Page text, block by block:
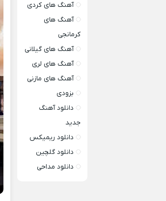
آهنگ های کردی
آهنگ های
کرمانجی
آهنگ های گیلانی
آهنگ های لری
آهنگ های مازنی
بزودی
دانلود آهنگ
جدید
دانلود ریمیکس
دانلود گلچین
دانلود مداحی